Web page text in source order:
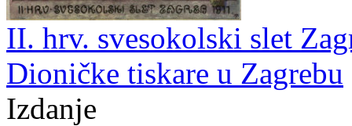
II. hrv. svesokolski slet
Dioničke tiskare u Zagrebu
Izdanje